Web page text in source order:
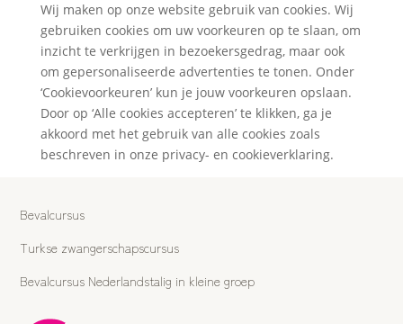
Wij maken op onze website gebruik van cookies. Wij
gebruiken cookies om uw voorkeuren op te slaan, om
inzicht te verkrijgen in bezoekersgedrag, maar ook
om gepersonaliseerde advertenties te tonen. Onder
‘Cookievoorkeuren’ kun je jouw voorkeuren opslaan.
Door op ‘Alle cookies accepteren’ te klikken, ga je
akkoord met het gebruik van alle cookies zoals
beschreven in onze privacy- en cookieverklaring.
Bevalcursus
Turkse zwangerschapscursus
Bevalcursus Nederlandstalig in kleine groep